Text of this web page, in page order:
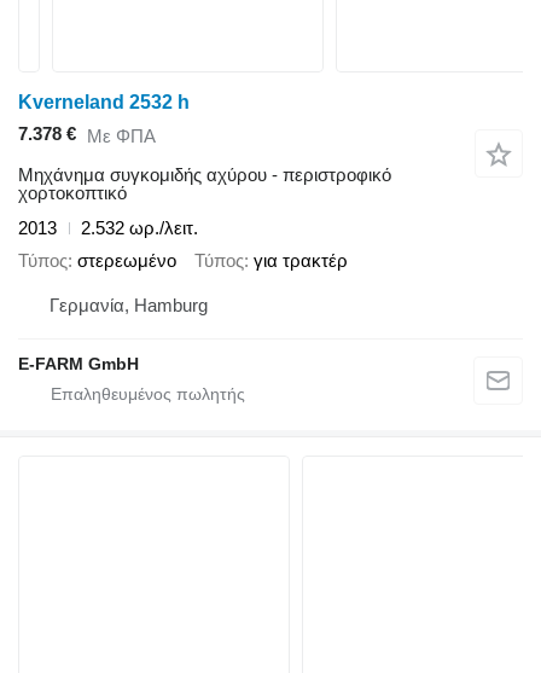
Kverneland 2532 h
7.378 € Με ΦΠΑ
Μηχάνημα συγκομιδής αχύρου - περιστροφικό
χορτοκοπτικό
2013
2.532 ωρ./λειτ.
Τύπος στερεωμένο Τύπος για τρακτέρ
Γερμανία, Hamburg
E-FARM GmbH